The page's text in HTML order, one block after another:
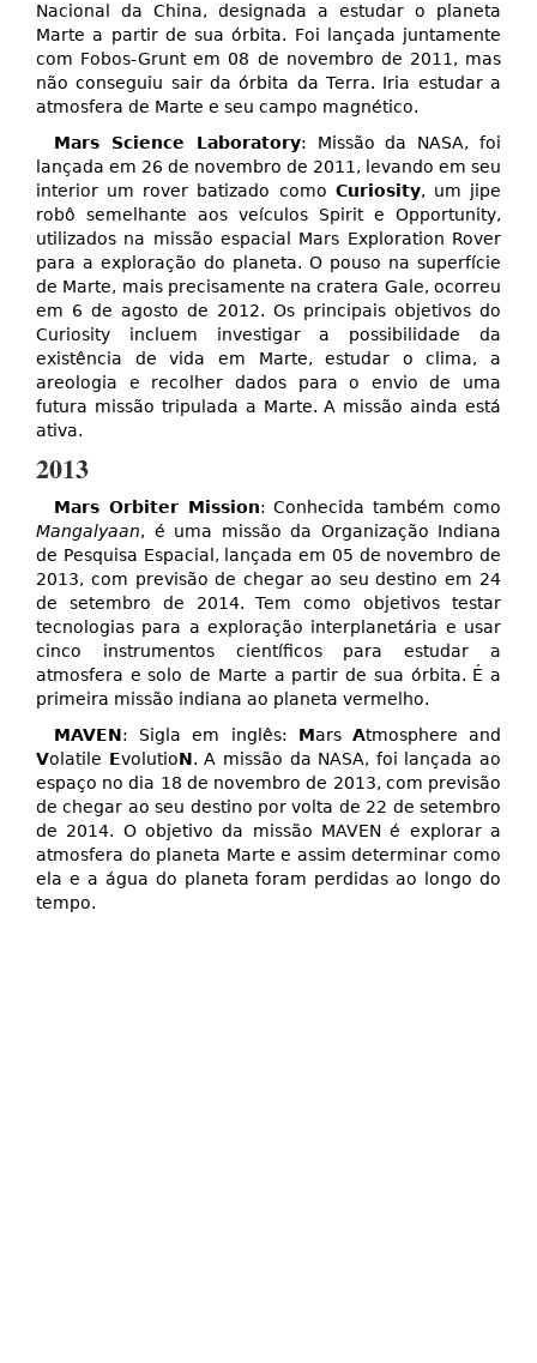
Nacional da China, designada a estudar o planeta
Marte a partir de sua órbita. Foi lançada juntamente
com Fobos-Grunt em 08 de novembro de 2011, mas
não conseguiu sair da órbita da Terra. Iria estudar a
atmosfera de Marte e seu campo magnético.
Mars Science Laboratory: Missão da NASA, foi
lançada em 26 de novembro de 2011, levando em seu
interior um rover batizado como Curiosity, um jipe
robô semelhante aos veículos Spirit e Opportunity,
utilizados na missão espacial Mars Exploration Rover
para a exploração do planeta. O pouso na superfície
de Marte, mais precisamente na cratera Gale, ocorreu
em 6 de agosto de 2012. Os principais objetivos do
Curiosity incluem investigar a possibilidade da
existência de vida em Marte, estudar o clima, a
areologia e recolher dados para o envio de uma
futura missão tripulada a Marte. A missão ainda está
ativa.
2013
Mars Orbiter Mission: Conhecida também como
Mangalyaan, é uma missão da Organização Indiana
de Pesquisa Espacial, lançada em 05 de novembro de
2013, com previsão de chegar ao seu destino em 24
de setembro de 2014. Tem como objetivos testar
tecnologias para a exploração interplanetária e usar
cinco instrumentos científicos para estudar a
atmosfera e solo de Marte a partir de sua órbita. É a
primeira missão indiana ao planeta vermelho.
MAVEN: Sigla em inglês: Mars Atmosphere and
Volatile EvolutioN. A missão da NASA, foi lançada ao
espaço no dia 18 de novembro de 2013, com previsão
de chegar ao seu destino por volta de 22 de setembro
de 2014. O objetivo da missão MAVEN é explorar a
atmosfera do planeta Marte e assim determinar como
ela e a água do planeta foram perdidas ao longo do
tempo.